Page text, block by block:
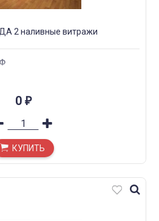
2 наливные витражи
0 ₽
КУПИТЬ